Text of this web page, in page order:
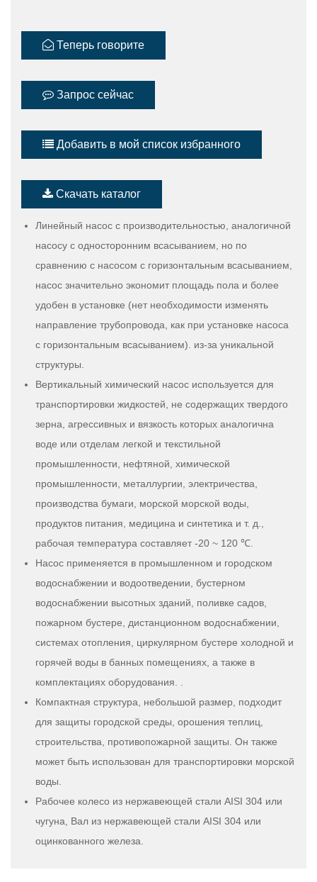
Теперь говорите
Запрос сейчас
Добавить в мой список избранного
Скачать каталог
Линейный насос с производительностью, аналогичной
насосу с односторонним всасыванием, но по
сравнению с насосом с горизонтальным всасыванием,
насос значительно экономит площадь пола и более
удобен в установке (нет необходимости изменять
направление трубопровода, как при установке насоса
с горизонтальным всасыванием). из-за уникальной
структуры.
Вертикальный химический насос используется для
транспортировки жидкостей, не содержащих твердого
зерна, агрессивных и вязкость которых аналогична
воде или отделам легкой и текстильной
промышленности, нефтяной, химической
промышленности, металлургии, электричества,
производства бумаги, морской морской воды,
продуктов питания, медицина и синтетика и т. д.,
рабочая температура составляет -20 ~ 120 ℃.
Насос применяется в промышленном и городском
водоснабжении и водоотведении, бустерном
водоснабжении высотных зданий, поливке садов,
пожарном бустере, дистанционном водоснабжении,
системах отопления, циркулярном бустере холодной и
горячей воды в банных помещениях, а также в
комплектациях оборудования. .
Компактная структура, небольшой размер, подходит
для защиты городской среды, орошения теплиц,
строительства, противопожарной защиты. Он также
может быть использован для транспортировки морской
воды.
Рабочее колесо из нержавеющей стали AISI 304 или
чугуна, Вал из нержавеющей стали AISI 304 или
оцинкованного железа.